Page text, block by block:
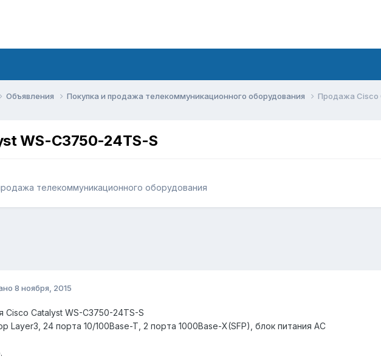
Объявления Покупка и продажа телекоммуникационного оборудования Продажа Cisco
WS-C3750-24TS-S
телекоммуникационного оборудования
8 ноября, 2015
Cisco Catalyst WS-C3750-24TS-S
Layer3, 24 порта 10/100Base-T, 2 порта 1000Base-X(SFP), блок питания AC